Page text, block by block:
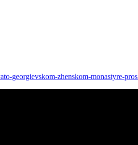
georgievskom-zhenskom-monastyre-